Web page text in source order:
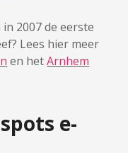
2007 de eerste
Lees hier meer
en hetArnhem
e-